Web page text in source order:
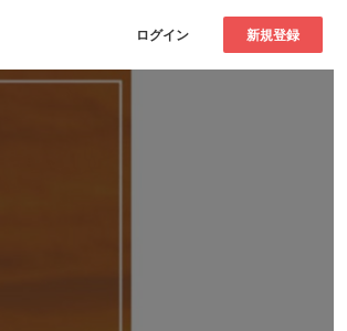
ログイン 新規登録